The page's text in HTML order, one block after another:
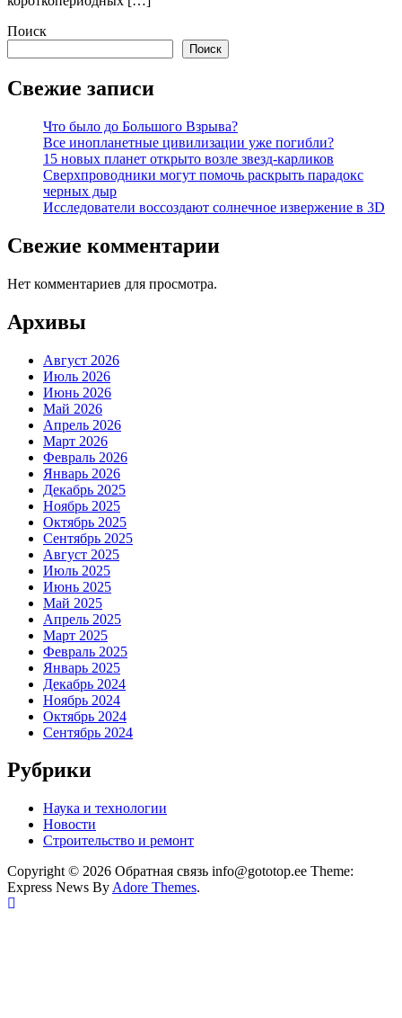
Поиск
Поиск
Свежие записи
Что было до Большого Взрыва?
Все инопланетные цивилизации уже погибли?
15 новых планет открыто возле звезд-карликов
Сверхпроводники могут помочь раскрыть парадокс
черных дыр
Исследователи воссоздают солнечное извержение в 3D
Свежие комментарии
Нет комментариев для просмотра.
Архивы
Август 2026
Июль 2026
Июнь 2026
Май 2026
Апрель 2026
Март 2026
Февраль 2026
Январь 2026
Декабрь 2025
Ноябрь 2025
Октябрь 2025
Сентябрь 2025
Август 2025
Июль 2025
Июнь 2025
Май 2025
Апрель 2025
Март 2025
Февраль 2025
Январь 2025
Декабрь 2024
Ноябрь 2024
Октябрь 2024
Сентябрь 2024
Рубрики
Наука и технологии
Новости
Строительство и ремонт
Copyright © 2026 Обратная связь info@gototop.ee Theme:
Express News By Adore Themes.